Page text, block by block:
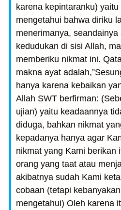
karena kepintaranku) yaitu
mengetahui bahwa diriku
menerimanya,
kedudukan di sisi Allah,
memberiku nikmat ini.
makna ayat
hanya karena kebaikan
Allah SWT berfirman:
ujian) yaitu keadaannya
diduga, bahkan nikmat
kepadanya hanya agar
nikmat yang Kami berikan
orang yang taat atau
akibatnya sudah Kami
cobaan (tetapi
mengetahui) Oleh karena